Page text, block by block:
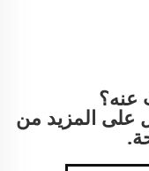
عنه؟
على المزيد من